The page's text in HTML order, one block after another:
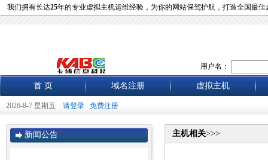
我们拥有长达25年的专业虚拟主机运维经验，为你的网站保驾护航，打造全国最佳
用户名：
首 页 域名注册 虚拟主机
2026-8-7 星期五 请登录 免费注册
新闻公告 主机相关>>>